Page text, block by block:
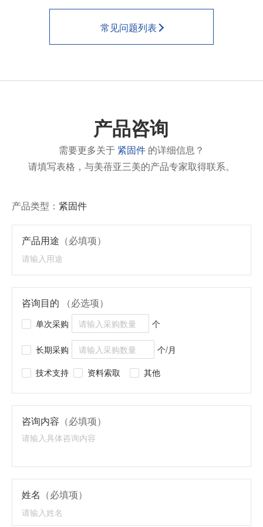
常见问题列表
产品咨询
需要更多关于 紧固件 的详细信息？
请填写表格，与美蓓亚三美的产品专家取得联系。
产品类型： 紧固件
产品用途 （必填项）
咨询目的 （必选项）
单次采购 个
长期采购
个/月
技术支持
资料索取 其他
咨询内容 （必填项）
姓名 （必填项）